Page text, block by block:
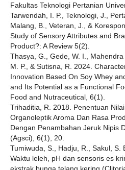
Fakultas Teknologi Pertanian
Tarwendah, I. P., Teknologi, J.,
Malang, B., Veteran, J., &
Study of Sensory Attributes and
Product?: A Review 5(2).
Thasya, G., Gede, W. I., Mahendra
M. P., & Sutisna, R. 2024.
Innovation Based On Soy Whey
and Its Potential as a Functional
Food and Nutraceutical, 6(1).
Trihaditia, R. 2018. Penentuan
Organoleptik Aroma Dan Rasa
Dengan Penambahan Jeruk Nipis
(Agsci), 6(1), 20.
Tumiwuda, S., Hadju, R., Sakul, S.
Waktu leleh, pH dan sensoris es